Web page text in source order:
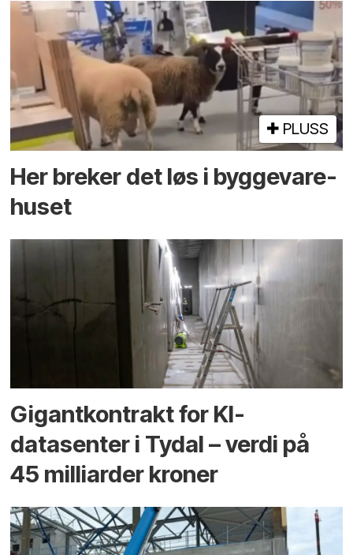
PLUSS
Her breker det løs i bygge­vare­
huset
Gigantkontrakt for KI-
datasenter i Tydal – verdi på
45 milliarder kroner